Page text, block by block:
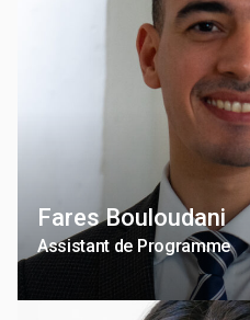
Fares Bouloudani
Assistant de Programme